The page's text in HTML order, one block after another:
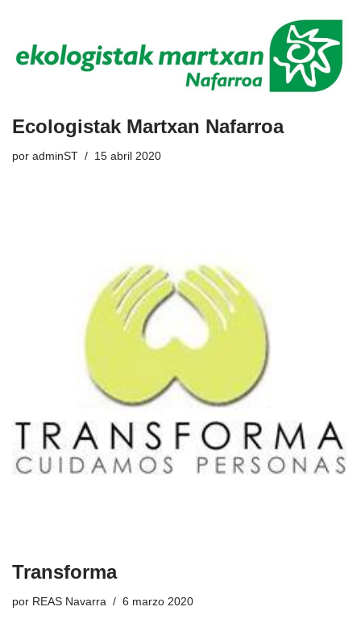
Ecologistak Martxan Nafarroa
por adminST 15 abril 2020
Transforma
por REAS Navarra 6 marzo 2020